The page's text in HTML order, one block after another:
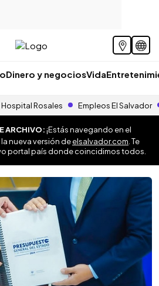
Dinero y negociosVida
Hospital Rosales Empleos El Salvador
ARCHIVO:¡Estás navegando en el
nueva versión deelsalvador.com . Te
portal país donde coincidimos todos.